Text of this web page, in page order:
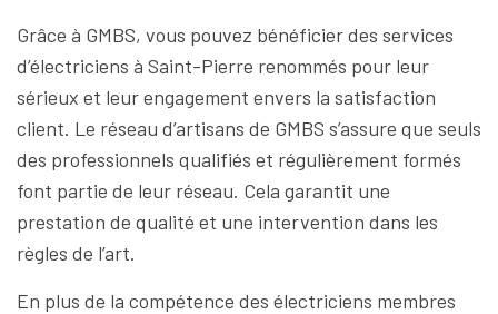
Grâce à GMBS, vous pouvez bénéficier des services
d’électriciens à Saint-Pierre renommés pour leur
sérieux et leur engagement envers la satisfaction
client. Le réseau d’artisans de GMBS s’assure que seuls
des professionnels qualifiés et régulièrement formés
font partie de leur réseau. Cela garantit une
prestation de qualité et une intervention dans les
règles de l’art.
En plus de la compétence des électriciens membres